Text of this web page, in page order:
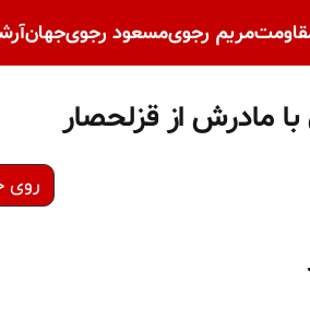
مریم رجویمسعود رجویجهان
مادرش از قزلحصار
روی